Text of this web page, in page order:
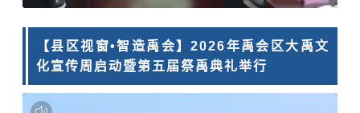
【县区视窗•智造禹会】2026年禹会区大禹文
化宣传周启动暨第五届祭禹典礼举行